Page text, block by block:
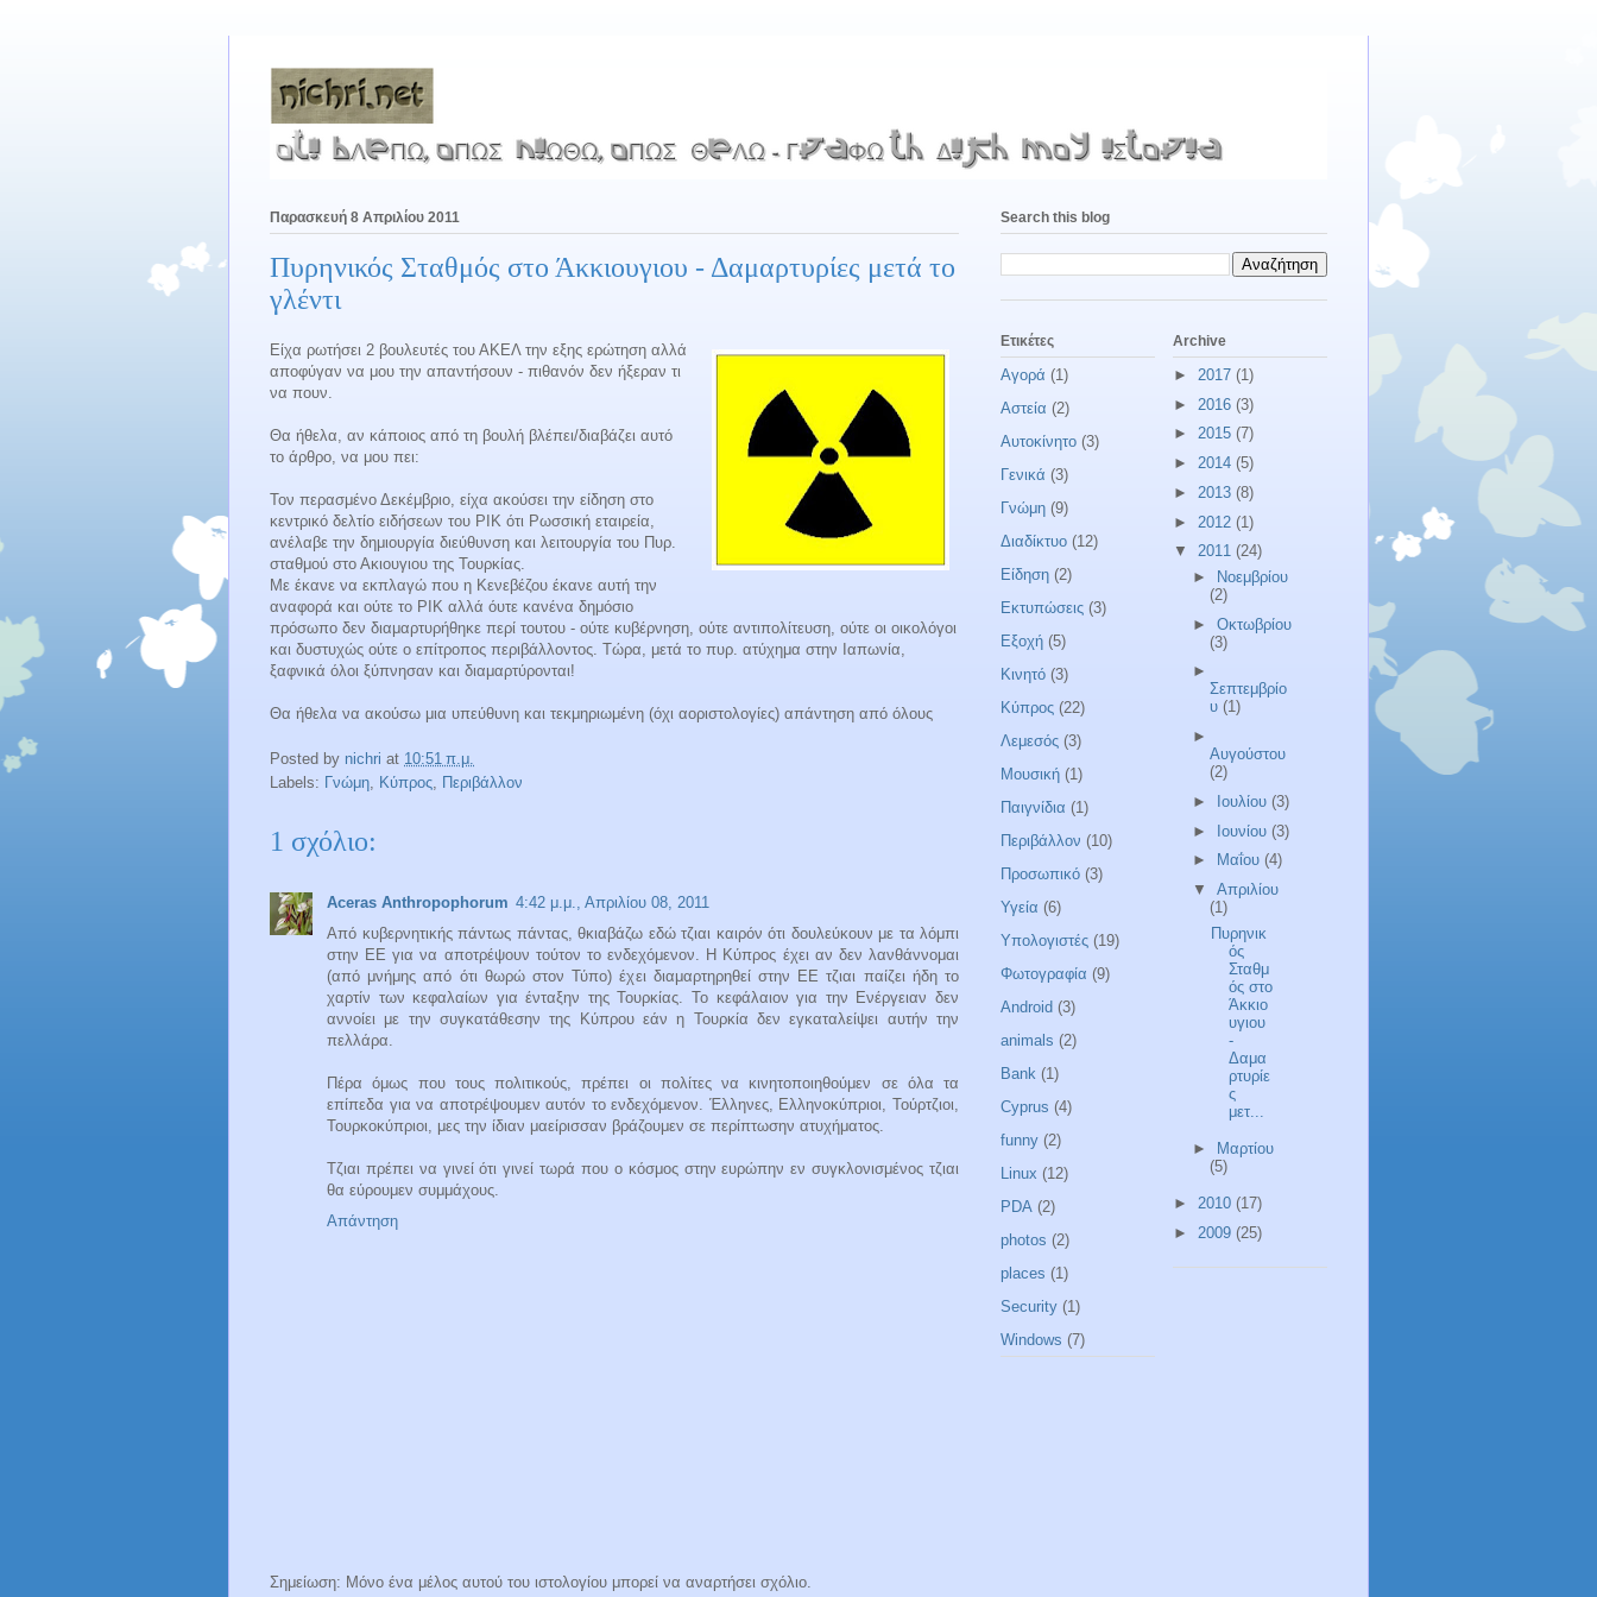
Παρασκευή 8 Απριλίου 2011
Πυρηνικός Σταθμός στο Άκκιουγιου - Δαμαρτυρίες μετά το
γλέντι
Είχα ρωτήσει 2 βουλευτές του ΑΚΕΛ την εξης ερώτηση αλλά
αποφύγαν να μου την απαντήσουν - πιθανόν δεν ήξεραν τι
να πουν.
Θα ήθελα, αν κάποιος από τη βουλή βλέπει/διαβάζει αυτό
το άρθρο, να μου πει:
Τον περασμένο Δεκέμβριο, είχα ακούσει την είδηση στο
κεντρικό δελτίο ειδήσεων του ΡΙΚ ότι Ρωσσική εταιρεία,
ανέλαβε την δημιουργία διεύθυνση και λειτουργία του Πυρ.
σταθμού στο Ακιουγιου της Τουρκίας.
Με έκανε να εκπλαγώ που η Κενεβέζου έκανε αυτή την
αναφορά και ούτε το ΡΙΚ αλλά όυτε κανένα δημόσιο
πρόσωπο δεν διαμαρτυρήθηκε περί τουτου - ούτε κυβέρνηση, ούτε αντιπολίτευση, ούτε οι οικολόγοι
και δυστυχώς ούτε ο επίτροπος περιβάλλοντος. Τώρα, μετά το πυρ. ατύχημα στην Ιαπωνία,
ξαφνικά όλοι ξύπνησαν και διαμαρτύρονται!
Θα ήθελα να ακούσω μια υπεύθυνη και τεκμηριωμένη (όχι αοριστολογίες) απάντηση από όλους
Posted by nichri at 10:51 π.μ.
Labels: Γνώμη, Κύπρος, Περιβάλλον
1 σχόλιο:
Aceras Anthropophorum 4:42 μ.μ., Απριλίου 08, 2011
Από κυβερνητικής πάντως πάντας, θκιαβάζω εδώ τζιαι καιρόν ότι δουλεύκουν με τα λόμπι
στην ΕΕ για να αποτρέψουν τούτον το ενδεχόμενον. Η Κύπρος έχει αν δεν λανθάννομαι
(από μνήμης από ότι θωρώ στον Τύπο) έχει διαμαρτηρηθεί στην ΕΕ τζιαι παίζει ήδη το
χαρτίν των κεφαλαίων για ένταξην της Τουρκίας. Το κεφάλαιον για την Ενέργειαν δεν
αννοίει με την συγκατάθεσην της Κύπρου εάν η Τουρκία δεν εγκαταλείψει αυτήν την
πελλάρα.
Πέρα όμως που τους πολιτικούς, πρέπει οι πολίτες να κινητοποιηθούμεν σε όλα τα
επίπεδα για να αποτρέψουμεν αυτόν το ενδεχόμενον. Έλληνες, Ελληνοκύπριοι, Τούρτζιοι,
Τουρκοκύπριοι, μες την ίδιαν μαείρισσαν βράζουμεν σε περίπτωσην ατυχήματος.
Τζιαι πρέπει να γινεί ότι γινεί τωρά που ο κόσμος στην ευρώπην εν συγκλονισμένος τζιαι
θα εύρουμεν συμμάχους.
Απάντηση
Σημείωση: Μόνο ένα μέλος αυτού του ιστολογίου μπορεί να αναρτήσει σχόλιο.
Search this blog
Ετικέτες
Αγορά (1)
Αστεία (2)
Αυτοκίνητο (3)
Γενικά (3)
Γνώμη (9)
Διαδίκτυο (12)
Είδηση (2)
Εκτυπώσεις (3)
Εξοχή (5)
Κινητό (3)
Κύπρος (22)
Λεμεσός (3)
Μουσική (1)
Παιγνίδια (1)
Περιβάλλον (10)
Προσωπικό (3)
Υγεία (6)
Υπολογιστές (19)
Φωτογραφία (9)
Android (3)
animals (2)
Bank (1)
Cyprus (4)
funny (2)
Linux (12)
PDA (2)
photos (2)
places (1)
Security (1)
Windows (7)
Archive
► 2017 (1)
► 2016 (3)
► 2015 (7)
► 2014 (5)
► 2013 (8)
► 2012 (1)
▼ 2011 (24)
►
Νοεμβρίου
(2)
► Οκτωβρίου
(3)
►
Σεπτεμβρίο
υ (1)
►
Αυγούστου
(2)
►
Ιουλίου (3)
► Ιουνίου (3)
►
Μαΐου (4)
▼ Απριλίου
(1)
Πυρηνικ
ός
Σταθμ
ός στο
Άκκιο
υγιου
-
Δαμα
ρτυρίε
ς
μετ...
►
Μαρτίου
(5)
► 2010 (17)
► 2009 (25)